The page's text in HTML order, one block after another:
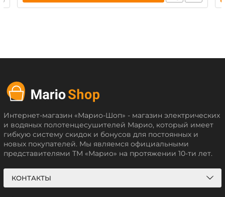
Интернет-магазин «Марио-Шоп» - магазин электрических
и водяных полотенцесушителей Марио, который имеет
гибкую систему скидок и бонусов для постоянных и
новых покупателей. Мы являемся официальными
представителями ТМ «Марио» на протяжении 10-ти лет.
КОНТАКТЫ